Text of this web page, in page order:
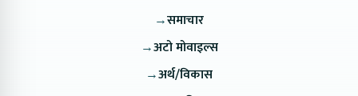
→समाचार
→अटो मोवाइल्स
→अर्थ/विकास